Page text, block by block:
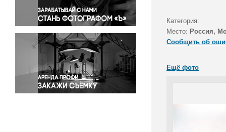
Происшествия и конфликты
Религия
Светская жизнь
Спорт
Экология
Экономика и бизнес
Категория:
Место: Россия,
Сообщить об
Ещё фото